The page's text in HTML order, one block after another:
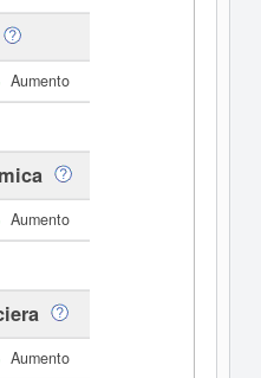
Aumento
Aumento
Aumento